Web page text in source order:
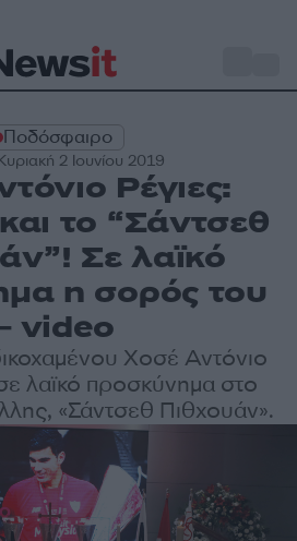
Ποδόσφαιρο
2 Ιουνίου 2019
Ρέγιες:
το “Σάντσεθ
Σε λαϊκό
η σορός του
video
Χοσέ Αντόνιο
λαϊκό προσκύνημα στο
«Σάντσεθ Πιθχουάν».